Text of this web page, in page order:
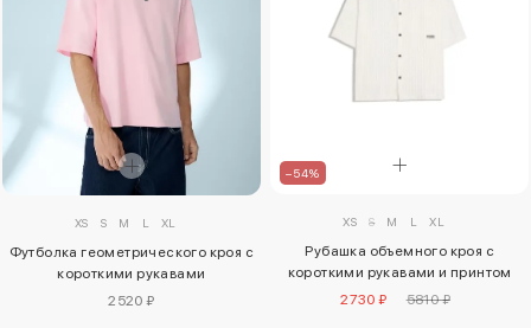
XS S M L XL
Футболка геометрического кроя с
короткими рукавами
2520 ₽
–54%
XS S M L XL
Рубашка объемного кроя с
короткими рукавами и принтом
2730 ₽
5810 ₽